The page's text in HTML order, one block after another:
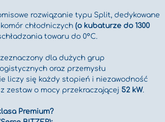
rozwiązanie typu Split, dedykowane
chłodniczych (o kubaturze do 1300
towaru do 0°C.
dla dużych grup
oraz przemysłu
liczy się każdy stopień i niezawodność
zestaw o mocy przekraczającej 52 kW.
Premium?